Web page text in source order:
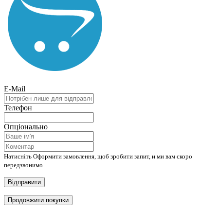
E-Mail
Телефон
Опціонально
Натисніть Оформити замовлення, щоб зробити запит, и ми вам скоро
передзвонимо
Відправити
Продовжити покупки